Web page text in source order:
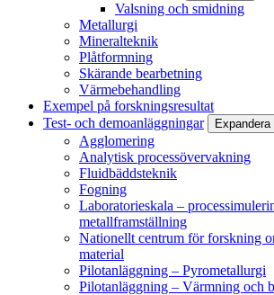
Valsning och smidning
Metallurgi
Mineralteknik
Plåtformning
Skärande bearbetning
Värmebehandling
Exempel på forskningsresultat
Test- och demoanläggningar
Expandera
Agglomering
Analytisk processövervakning
Fluidbäddsteknik
Fogning
Laboratorieskala –
metallframställning
Nationellt centrum för forskning
material
Pilotanläggning – Pyrometallurgi
Pilotanläggning – Värmning och